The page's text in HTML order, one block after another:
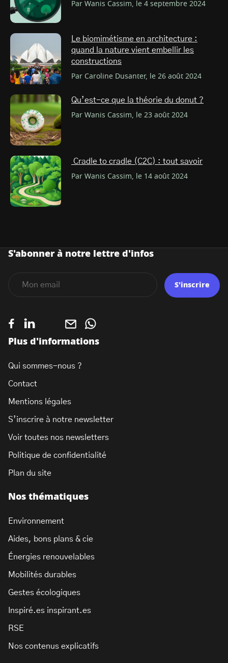
Par Wanis Cassim, le 4 septembre 2024
Le biomimétisme en architecture :
quand la nature vient embellir les
constructions
Par Caroline Dusanter, le 26 août 2024
Qu’est-ce que la théorie du donut ?
Par Wanis Cassim, le 23 août 2024
Cradle to cradle (C2C) : tout savoir
Par Wanis Cassim, le 14 août 2024
Nos thématiques
Environnement
Aides, bons plans & cie
Énergies renouvelables
Mobilités durables
Gestes écologiques
Inspiré.es inspirant.es
RSE
Nos contenus explicatifs
Plus d'informations
Qui sommes-nous ?
Contact
Mentions légales
S’inscrire à notre newsletter
Voir toutes nos newsletters
Politique de confidentialité
Plan du site
S'abonner à notre lettre d'infos
S'inscrire